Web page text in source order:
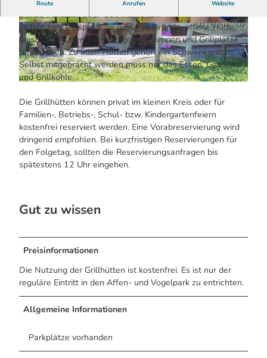
© Maren Pussak / Das Bergische | KI-optimiert
|
CC-BY-SA
© Affen- und Vogelpark | KI-optimiert
Route Anrufen Website
Im Affen- und Vogelpark bieten 34 Grillhütten und -
plätze Platz für über 100 Personen.
Es gibt zum Beispiel eine große halbrunde, offene Hütte,
lauschige Hütten für mittelgroße Gruppen und Grillplätze
für Familien. Zu allen Hütten gehört ein Schwenkgrill.
Selbst mitgebracht werden muss nur das Essen, Getränke
und Grillkohle.
Die Grillhütten können privat im kleinen Kreis oder für
Familien-, Betriebs-, Schul- bzw. Kindergartenfeiern
kostenfrei reserviert werden. Eine Vorabreservierung wird
dringend empfohlen. Bei kurzfristigen Reservierungen für
den Folgetag, sollten die Reservierungsanfragen bis
spätestens 12 Uhr eingehen.
Gut zu wissen
Preisinformationen
Die Nutzung der Grillhütten ist kostenfrei. Es ist nur der
reguläre Eintritt in den Affen- und Vogelpark zu entrichten.
Allgemeine Informationen
Parkplätze vorhanden